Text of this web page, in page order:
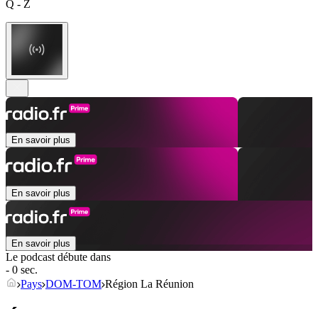
Q - Z
En savoir plus
En savoir plus
En savoir plus
Le podcast débute dans
- 0 sec.
Pays DOM-TOM Région La Réunion